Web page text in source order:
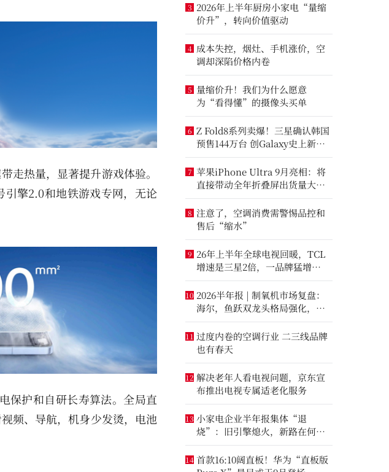
走热量，显著提升游戏体验。
擎2.0和地铁游戏专网，无论
保护和自研长寿算法。全局直
频、导航，机身少发烫，电池
3 2026年上半年厨房小家电“量缩
价升”，转向价值驱动
4 成本失控，烟灶、手机涨价，空
调却深陷价格内卷
5 量缩价升！我们为什么愿意
为“看得懂”的摄像头买单
6 Z Fold8系列卖爆！三星确认韩国
预售144万台 创Galaxy史上新纪
录
7 苹果iPhone Ultra 9月亮相：将
直接带动全年折叠屏出货量大涨
20%
8 注意了，空调消费需警惕品控和
售后“缩水”
9 26年上半年全球电视回暖，TCL
增速是三星2倍，一品牌猛增
14.8%
10 2026半年报 | 制氧机市场复盘：
海尔，鱼跃双龙头格局强化，大
升数制氧市场进一步打开
11 过度内卷的空调行业 二三线品牌
也有春天
12 解决老年人看电视问题，京东宣
布推出电视专属适老化服务
13 小家电企业半年报集体“退
烧”：旧引擎熄火，新路在何
方？
14 首款16:10阔直板！华为“直板版